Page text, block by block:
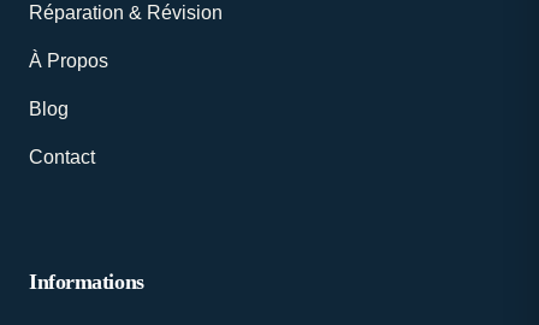
Réparation & Révision
À Propos
Blog
Contact
Informations